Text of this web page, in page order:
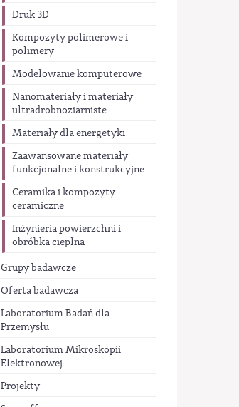
Druk 3D
Kompozyty polimerowe i
polimery
Modelowanie komputerowe
Nanomateriały i materiały
ultradrobnoziarniste
Materiały dla energetyki
Zaawansowane materiały
funkcjonalne i konstrukcyjne
Ceramika i kompozyty
ceramiczne
Inżynieria powierzchni i
obróbka cieplna
Grupy badawcze
Oferta badawcza
Laboratorium Badań dla
Przemysłu
Laboratorium Mikroskopii
Elektronowej
Projekty